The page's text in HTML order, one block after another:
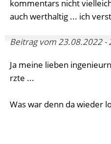
kommentars nicht
auch werthaltig ... ich
Beitrag vom 23.08.2022 -
Ja meine lieben
rzte ...
Was war denn da wieder